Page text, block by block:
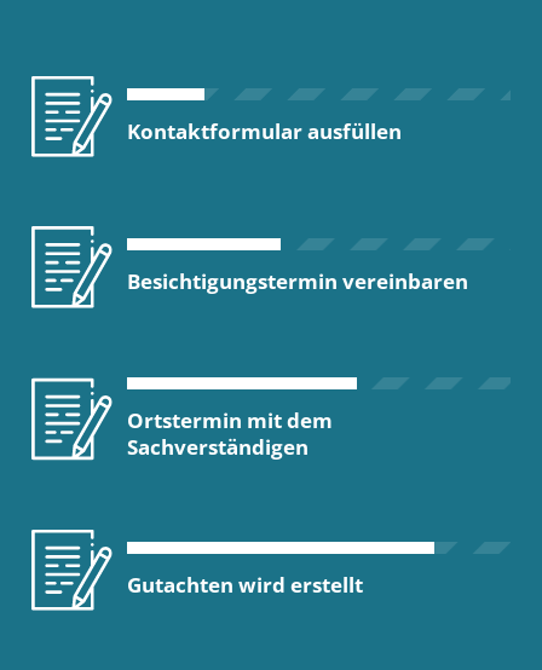
Kontaktformular ausfüllen
Besichtigungstermin vereinbaren
Ortstermin mit dem
Sachverständigen
Gutachten wird erstellt